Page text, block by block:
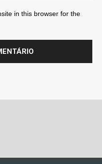
in this browser for the